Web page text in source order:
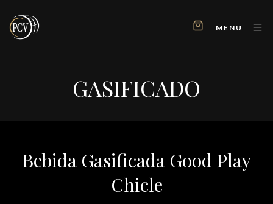
MENU
GASIFICADO
Bebida Gasificada Good Play
Chicle